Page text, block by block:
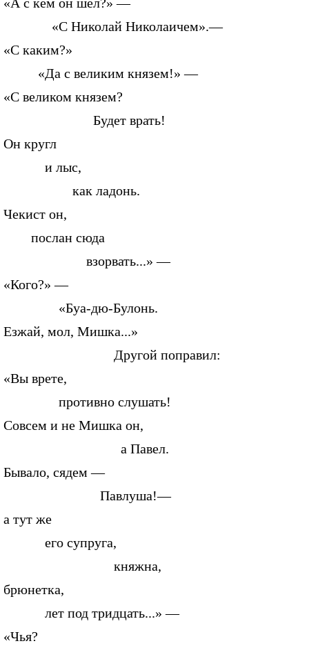
«С Николай Николаичем».—
«С каким?»
«Да с великим князем!» —
«С великом князем?
Будет врать!
Он кругл
и лыс,
как ладонь.
Чекист он,
послан сюда
взорвать...» —
«Кого?» —
«Буа-дю-Булонь.
Езжай, мол, Мишка...»
Другой поправил:
«Вы врете,
противно слушать!
Совсем и не Мишка он,
а Павел.
Бывало, сядем —
Павлуша!—
а тут же
его супруга,
княжна,
брюнетка,
лет под тридцать...» —
«Чья?